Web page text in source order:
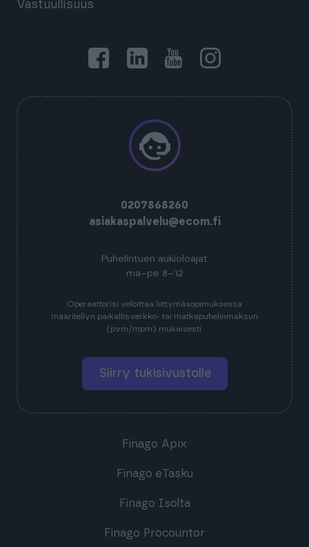
Vastuullisuus
0207868260
asiakaspalvelu@ecom.fi
Puhelintuen aukioloajat
ma–pe 8–12
Operaattorisi veloittaa liittymäsopimuksessa
määritellyn paikallisverkko- tai matkapuhelinmaksun
(pvm/mpm) mukaisesti.
Siirry tukisivustolle
Finago Apix
Finago eTasku
Finago Isolta
Finago Procountor